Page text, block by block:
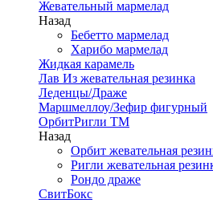
Жевательный мармелад
Назад
Бебетто мармелад
Харибо мармелад
Жидкая карамель
Лав Из жевательная резинка
Леденцы/Драже
Маршмеллоу/Зефир фигурный
ОрбитРигли ТМ
Назад
Орбит жевательная
Ригли жевательная
Рондо драже
СвитБокс